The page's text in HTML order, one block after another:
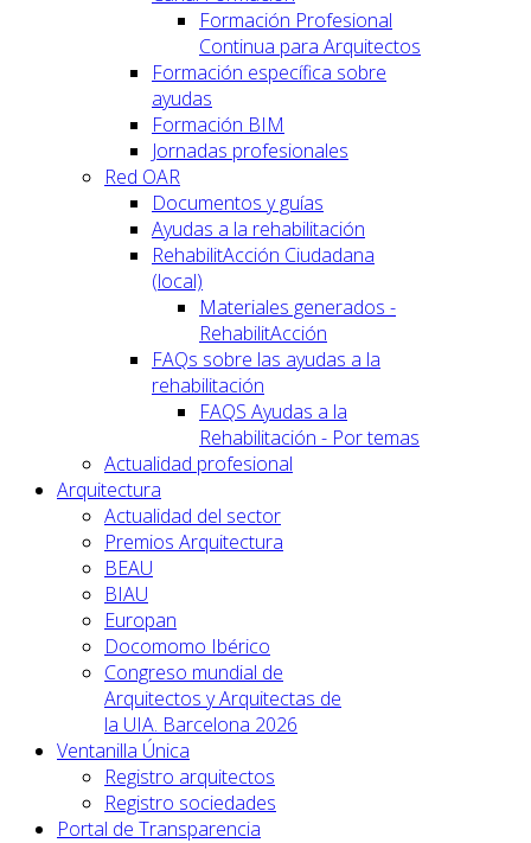
Formación Profesional
Continua para Arquitectos
Formación específica sobre
ayudas
Formación BIM
Jornadas profesionales
Red OAR
Documentos y guías
Ayudas a la rehabilitación
RehabilitAcción Ciudadana
(local)
Materiales generados -
RehabilitAcción
FAQs sobre las ayudas a la
rehabilitación
FAQS Ayudas a la
Rehabilitación - Por temas
Actualidad profesional
Arquitectura
Actualidad del sector
Premios Arquitectura
BEAU
BIAU
Europan
Docomomo Ibérico
Congreso mundial de
Arquitectos y Arquitectas de
la UIA. Barcelona 2026
Ventanilla Única
Registro arquitectos
Registro sociedades
Portal de Transparencia